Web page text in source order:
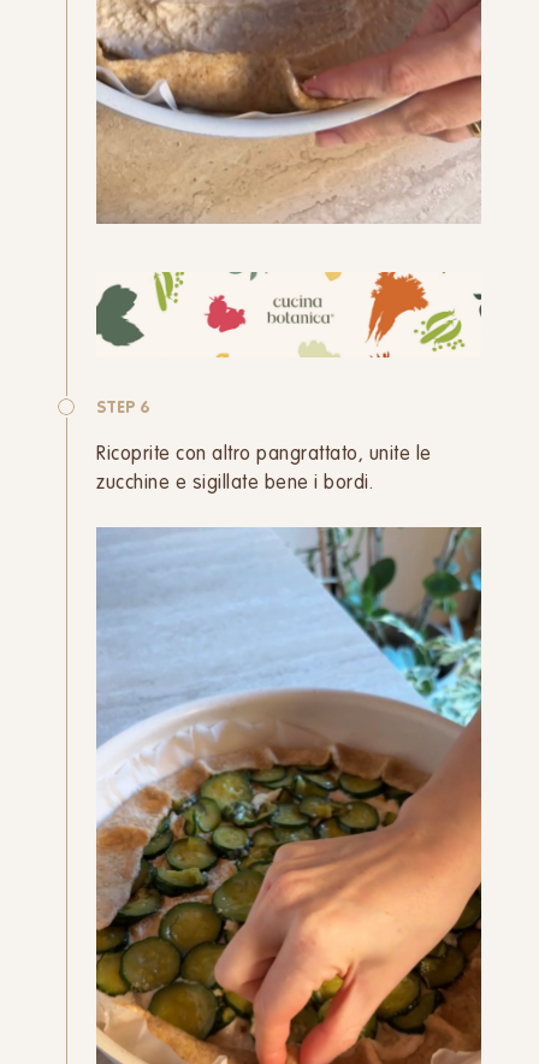
STEP 6
Ricoprite con altro pangrattato, unite le
zucchine e sigillate bene i bordi.